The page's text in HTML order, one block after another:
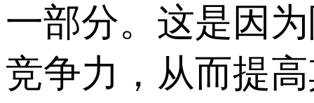
一部分。这是因
竞争力，从而提